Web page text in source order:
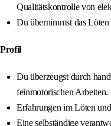
Qualitätskontrolle von
Du übernimmst das
Profil
Du überzeugst durch
feinmotorischen Arbeiten.
Erfahrungen im Löten
Eine selbständige